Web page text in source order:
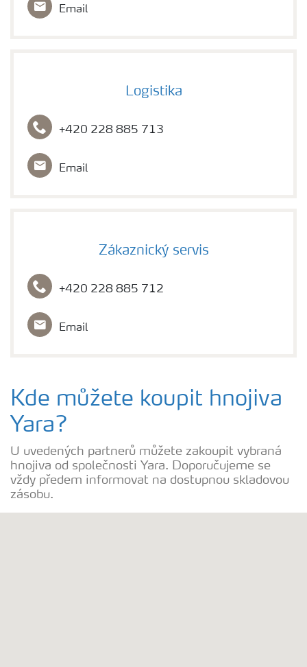
Email
Logistika
+420 228 885 713
Email
Zákaznický servis
+420 228 885 712
Email
Kde můžete koupit hnojiva
Yara?
U uvedených partnerů můžete zakoupit vybraná
hnojiva od společnosti Yara. Doporučujeme se
vždy předem informovat na dostupnou skladovou
zásobu.